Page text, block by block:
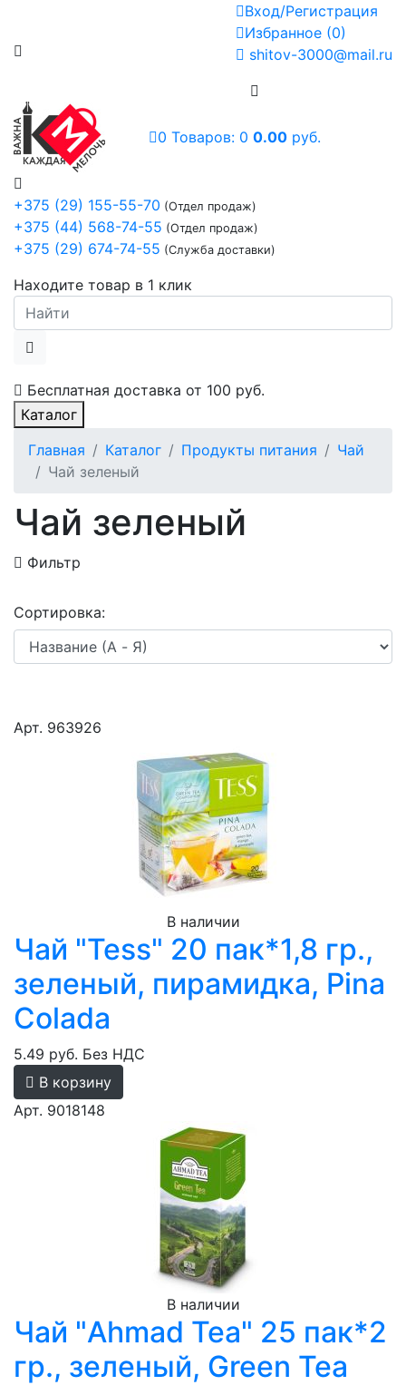
Вход/Регистрация
Избранное (0)
shitov-3000@mail.ru
+375 (29) 155-55-70 (Отдел продаж)
+375 (44) 568-74-55 (Отдел продаж)
+375 (29) 674-74-55 (Служба доставки)
Находите товар в 1 клик
Бесплатная доставка от 100 руб.
0 Товаров: 0 0.00 руб.
Каталог
Главная
Каталог Продукты питания
Чай
Чай зеленый
Чай зеленый
Фильтр
Сортировка:
Арт. 963926
В наличии
Чай "Tess" 20 пак*1,8 гр.,
зеленый, пирамидка, Pina
Colada
5.49 руб. Без НДС
В корзину
Арт. 9018148
В наличии
Чай "Ahmad Tea" 25 пак*2
гр., зеленый, Green Tea